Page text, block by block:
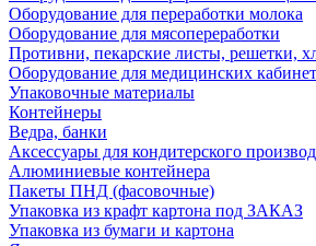
Оборудование для переработки молока
Оборудование для мясопереработки
Противни, пекарские листы, решетки,
Оборудование для медицинских
Упаковочные материалы
Контейнеры
Ведра, банки
Аксессуары для кондитерского
Алюминиевые контейнера
Пакеты ПНД (фасовочные)
Упаковка из крафт картона под ЗАКАЗ
Упаковка из бумаги и картона